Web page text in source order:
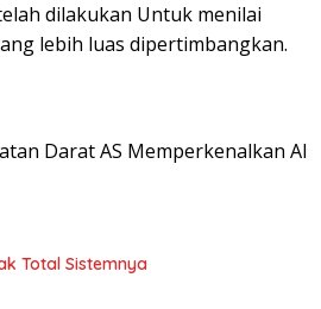
dilakukan Untuk menilai
lebih luas dipertimbangkan.
Darat AS Memperkenalkan AI
Total Sistemnya